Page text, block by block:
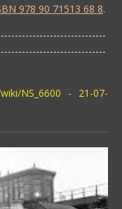
978 90 71513 68 8.
NS_6600 - 21-07-